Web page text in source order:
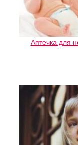
Аптечка для